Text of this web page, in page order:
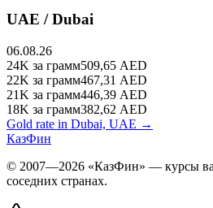
UAE / Dubai
06.08.26
24K за грамм509,65 AED
22K за грамм467,31 AED
21K за грамм446,39 AED
18K за грамм382,62 AED
Gold rate in Dubai, UAE →
КазФин
© 2007—2026 «КазФин» — курсы
соседних странах.